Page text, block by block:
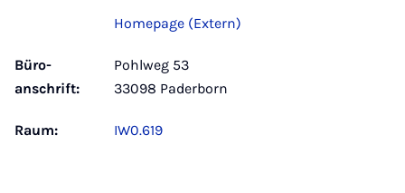
Homepage (Extern)
Büro­
anschrift:
Pohlweg 53
33098 Paderborn
Raum: IW0.619